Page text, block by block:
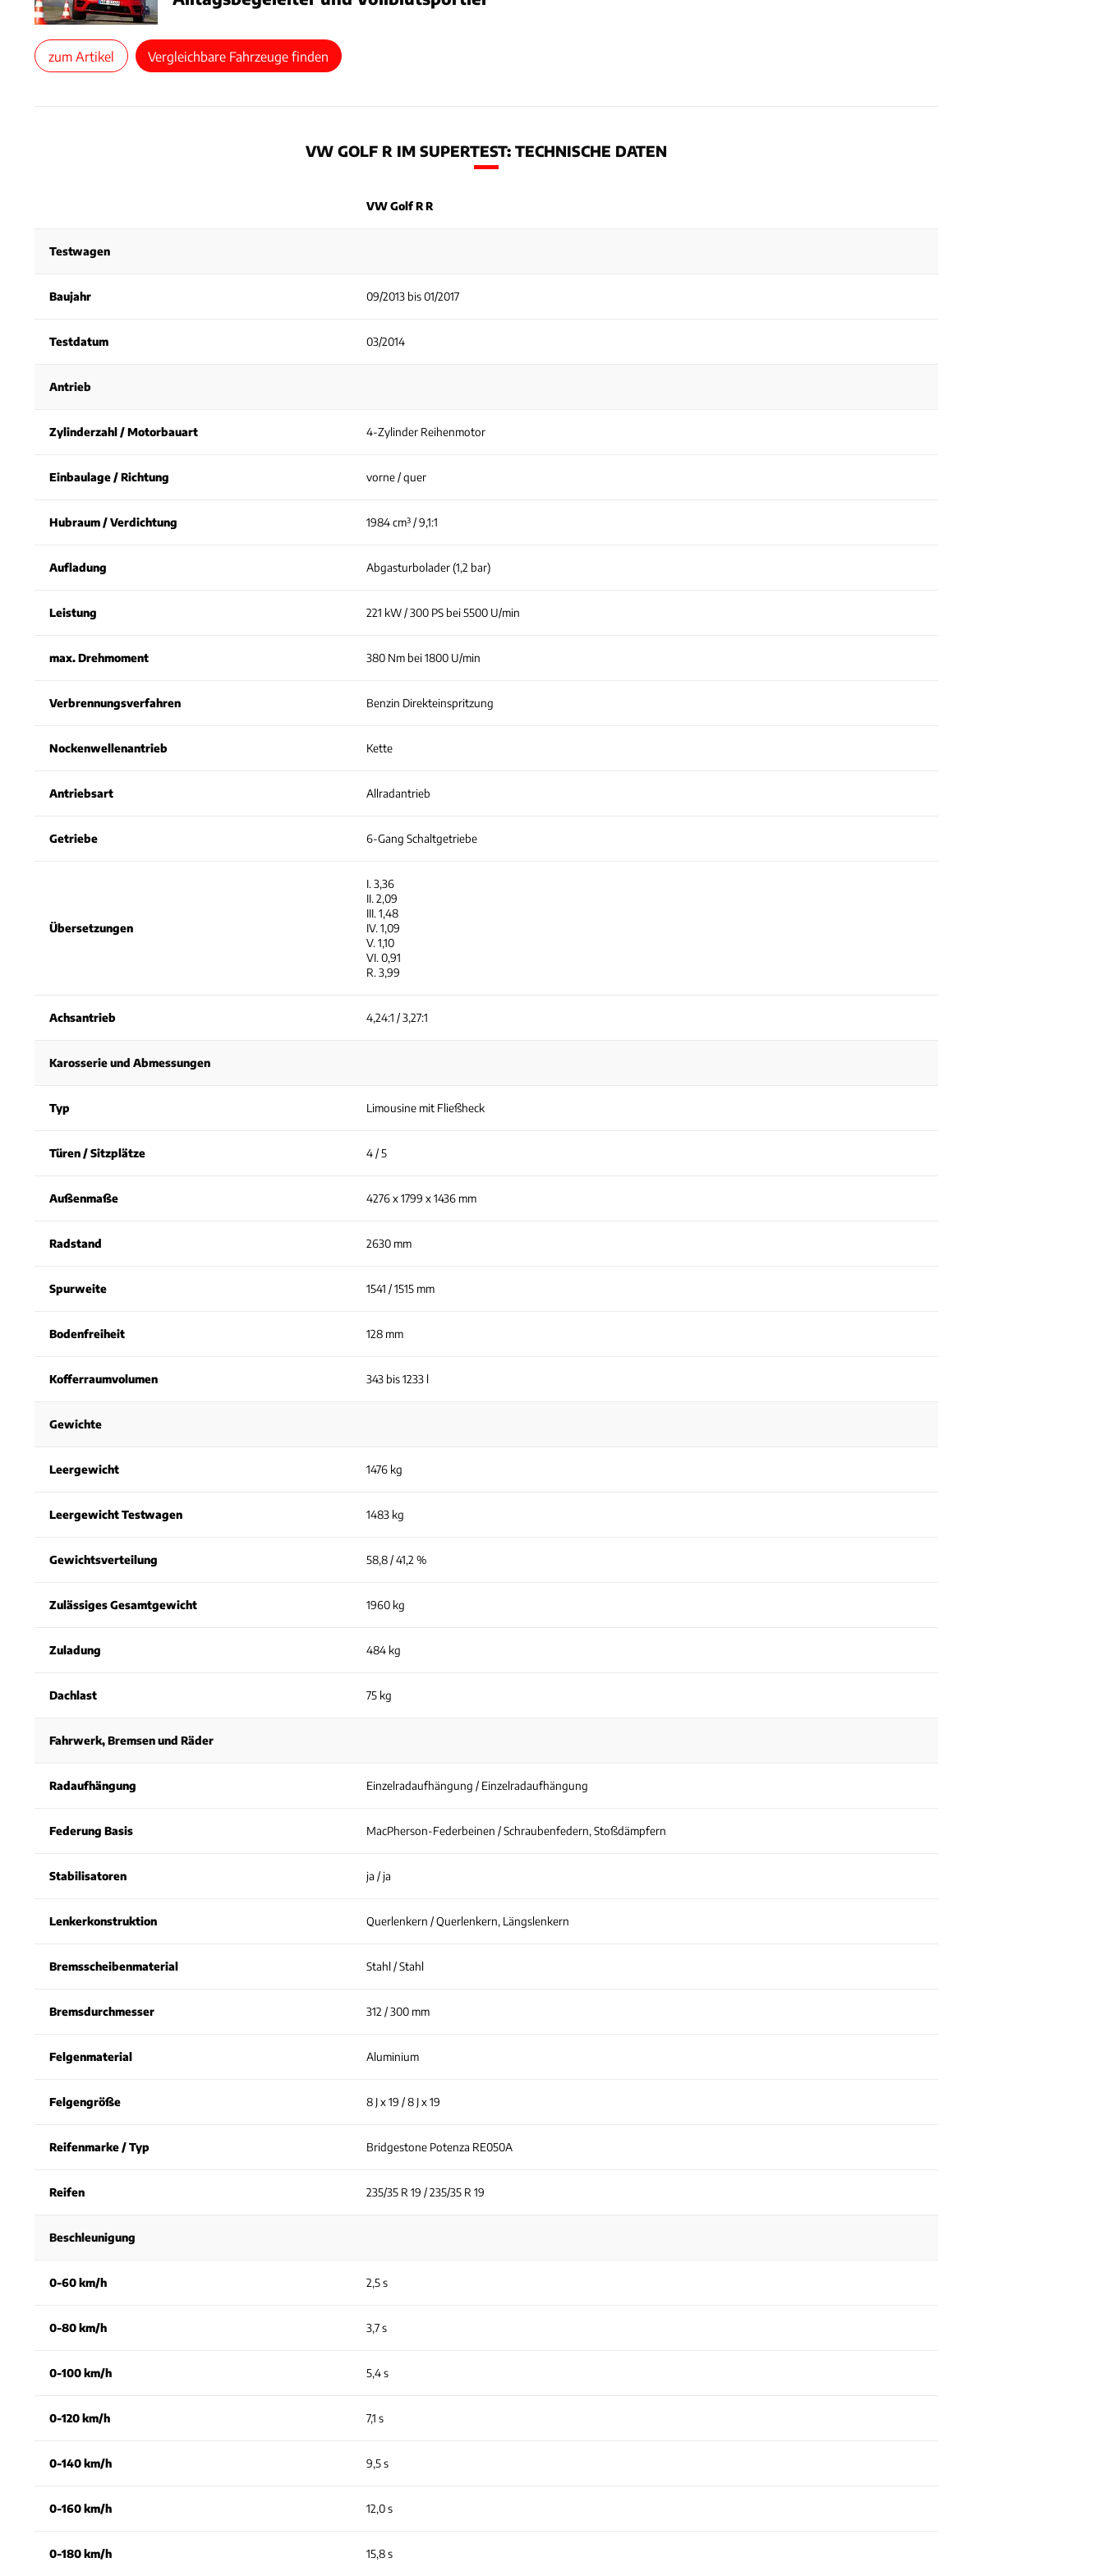
zum Artikel Vergleichbare Fahrzeuge finden
VW GOLF R IM SUPERTEST: TECHNISCHE DATEN
VW Golf R R
Testwagen
Baujahr 09/2013 bis 01/2017
Testdatum 03/2014
Antrieb
Zylinderzahl / Motorbauart 4-Zylinder Reihenmotor
Einbaulage / Richtung vorne / quer
Hubraum / Verdichtung 1984 cm³ / 9,1:1
Aufladung Abgasturbolader (1,2 bar)
Leistung 221 kW / 300 PS bei 5500 U/min
max. Drehmoment 380 Nm bei 1800 U/min
Verbrennungsverfahren Benzin Direkteinspritzung
Nockenwellenantrieb Kette
Antriebsart Allradantrieb
Getriebe 6-Gang Schaltgetriebe
Übersetzungen
I. 3,36
II. 2,09
III. 1,48
IV. 1,09
V. 1,10
VI. 0,91
R. 3,99
Achsantrieb 4,24:1 / 3,27:1
Karosserie und Abmessungen
Typ Limousine mit Fließheck
Türen / Sitzplätze 4 / 5
Außenmaße 4276 x 1799 x 1436 mm
Radstand 2630 mm
Spurweite 1541 / 1515 mm
Bodenfreiheit 128 mm
Kofferraumvolumen 343 bis 1233 l
Gewichte
Leergewicht 1476 kg
Leergewicht Testwagen 1483 kg
Gewichtsverteilung 58,8 / 41,2 %
Zulässiges Gesamtgewicht 1960 kg
Zuladung 484 kg
Dachlast 75 kg
Fahrwerk, Bremsen und Räder
Radaufhängung Einzelradaufhängung / Einzelradaufhängung
Federung Basis MacPherson-Federbeinen / Schraubenfedern, Stoßdämpfern
Stabilisatoren ja / ja
Lenkerkonstruktion Querlenkern / Querlenkern, Längslenkern
Bremsscheibenmaterial Stahl / Stahl
Bremsdurchmesser 312 / 300 mm
Felgenmaterial Aluminium
Felgengröße 8 J x 19 / 8 J x 19
Reifenmarke / Typ Bridgestone Potenza RE050A
Reifen 235/35 R 19 / 235/35 R 19
Beschleunigung
0-60 km/h 2,5 s
0-80 km/h 3,7 s
0-100 km/h 5,4 s
0-120 km/h 7,1 s
0-140 km/h 9,5 s
0-160 km/h 12,0 s
0-180 km/h 15,8 s